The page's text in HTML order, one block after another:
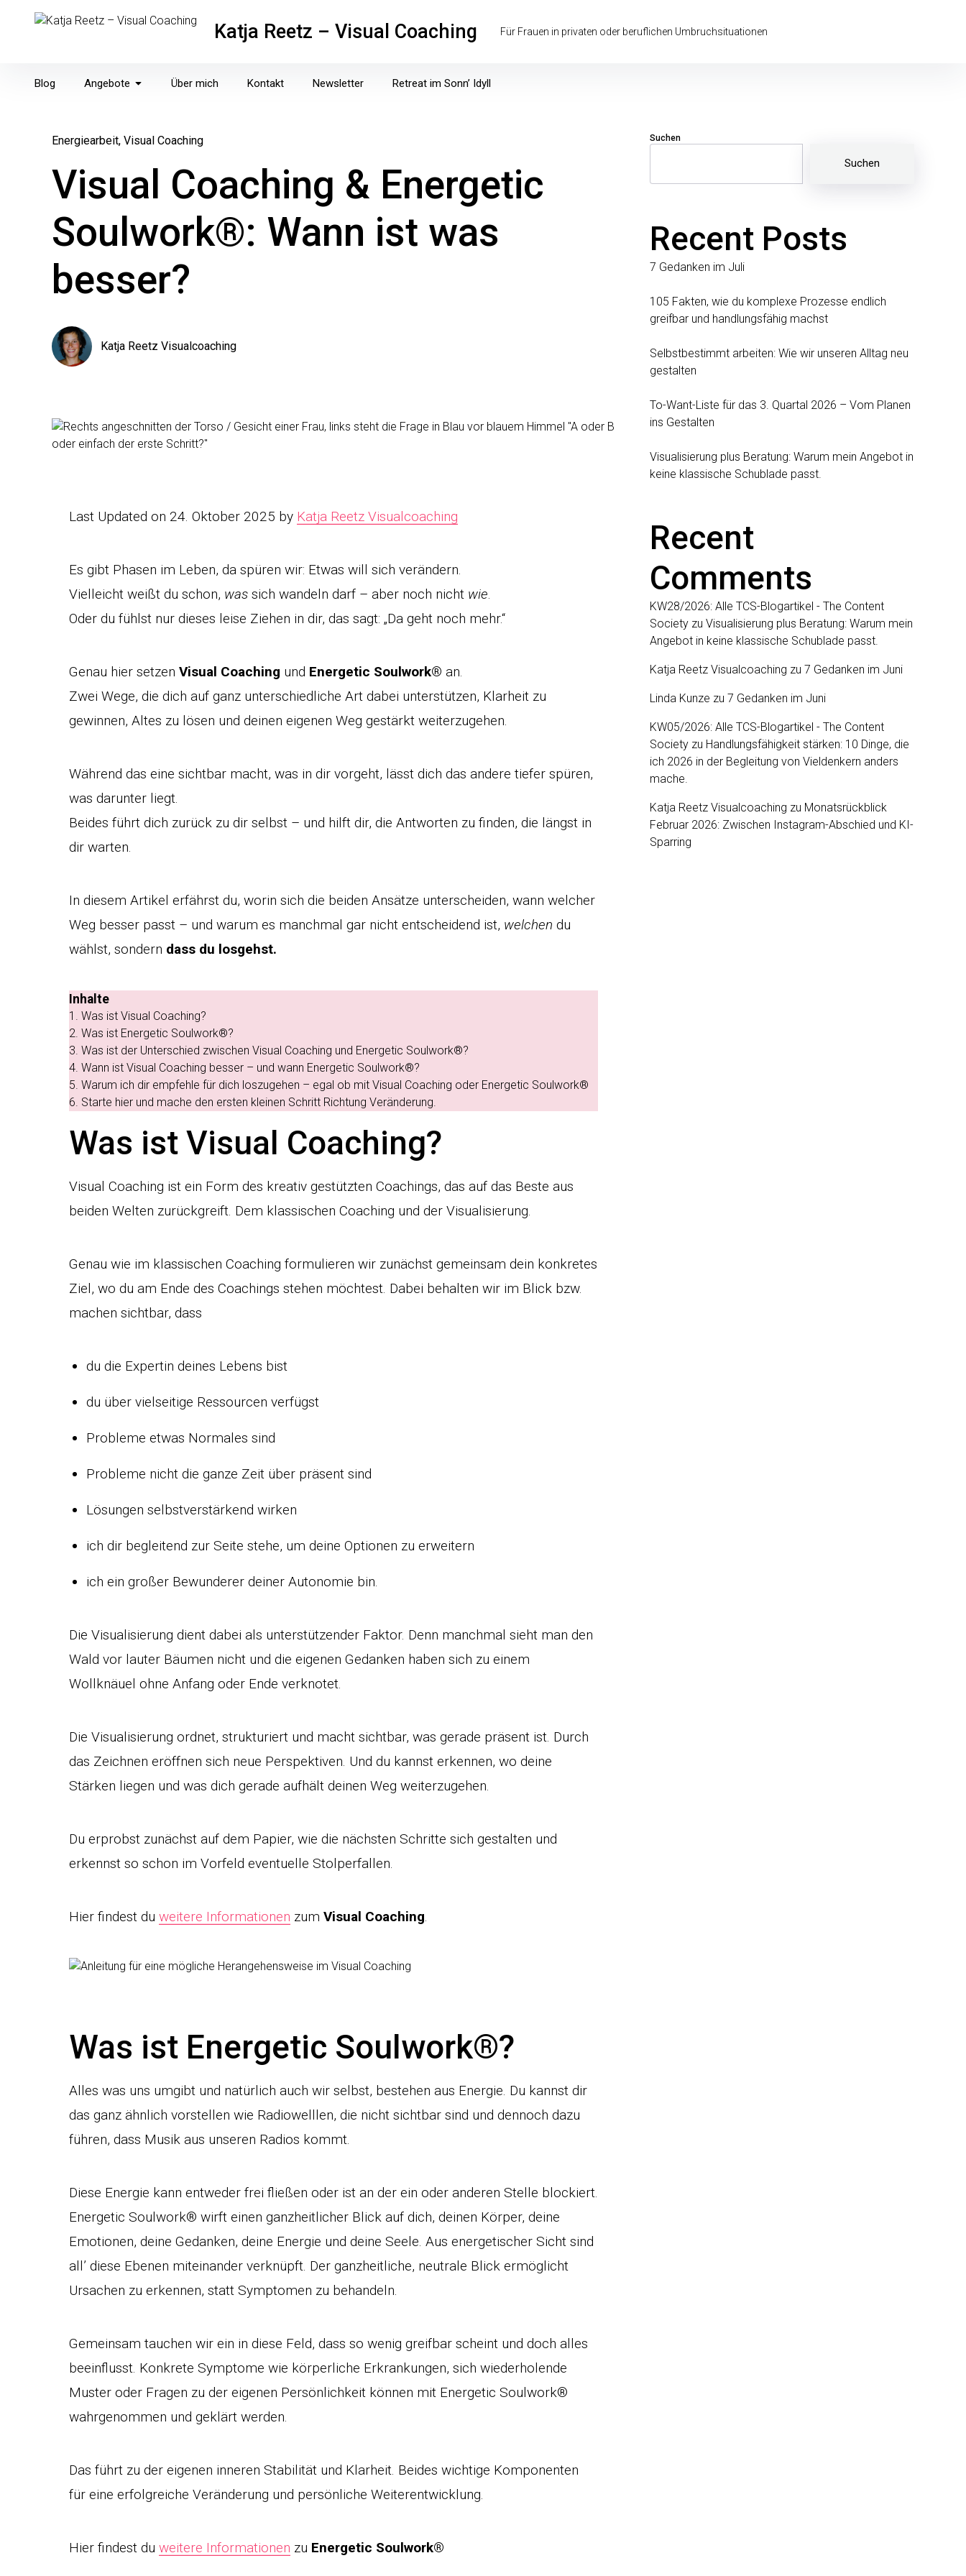
überspringen
Katja Reetz – Visual Coaching Für Frauen in privaten oder beruflichen Umbruchsituationen
Blog Angebote Über mich Kontakt Newsletter Retreat im Sonn’ Idyll
DatenschutzEnergetic
Stärke
ImpressumKontaktLearn
Newsletter
Sonn’
my
Energiearbeit Visual Coaching
Visual Coaching & Energetic
Soulwork®: Wann ist was
besser?
Katja Reetz Visualcoaching
Last Updated on 24. Oktober 2025 by Katja Reetz Visualcoaching
Es gibt Phasen im Leben, da spüren wir: Etwas will sich verändern.
Vielleicht weißt du schon, was sich wandeln darf – aber noch nicht wie.
Oder du fühlst nur dieses leise Ziehen in dir, das sagt: „Da geht noch mehr.“
Genau hier setzen Visual Coaching und Energetic Soulwork® an.
Zwei Wege, die dich auf ganz unterschiedliche Art dabei unterstützen, Klarheit zu
gewinnen, Altes zu lösen und deinen eigenen Weg gestärkt weiterzugehen.
Während das eine sichtbar macht, was in dir vorgeht, lässt dich das andere tiefer spüren,
was darunter liegt.
Beides führt dich zurück zu dir selbst – und hilft dir, die Antworten zu finden, die längst in
dir warten.
In diesem Artikel erfährst du, worin sich die beiden Ansätze unterscheiden, wann welcher
Weg besser passt – und warum es manchmal gar nicht entscheidend ist, welchen du
wählst, sondern dass du losgehst.
Inhalte
1. Was ist Visual Coaching?
2. Was ist Energetic Soulwork®?
3. Was ist der Unterschied zwischen Visual Coaching und Energetic Soulwork®?
4. Wann ist Visual Coaching besser – und wann Energetic Soulwork®?
5. Warum ich dir empfehle für dich loszugehen – egal ob mit Visual Coaching oder Energetic Soulwork®
6. Starte hier und mache den ersten kleinen Schritt Richtung Veränderung.
Was ist Visual Coaching?
Visual Coaching ist ein Form des kreativ gestützten Coachings, das auf das Beste aus
beiden Welten zurückgreift. Dem klassischen Coaching und der Visualisierung.
Genau wie im klassischen Coaching formulieren wir zunächst gemeinsam dein konkretes
Ziel, wo du am Ende des Coachings stehen möchtest. Dabei behalten wir im Blick bzw.
machen sichtbar, dass
du die Expertin deines Lebens bist
du über vielseitige Ressourcen verfügst
Probleme etwas Normales sind
Probleme nicht die ganze Zeit über präsent sind
Lösungen selbstverstärkend wirken
ich dir begleitend zur Seite stehe, um deine Optionen zu erweitern
ich ein großer Bewunderer deiner Autonomie bin.
Die Visualisierung dient dabei als unterstützender Faktor. Denn manchmal sieht man den
Wald vor lauter Bäumen nicht und die eigenen Gedanken haben sich zu einem
Wollknäuel ohne Anfang oder Ende verknotet.
Die Visualisierung ordnet, strukturiert und macht sichtbar, was gerade präsent ist. Durch
das Zeichnen eröffnen sich neue Perspektiven. Und du kannst erkennen, wo deine
Stärken liegen und was dich gerade aufhält deinen Weg weiterzugehen.
Du erprobst zunächst auf dem Papier, wie die nächsten Schritte sich gestalten und
erkennst so schon im Vorfeld eventuelle Stolperfallen.
Hier findest du weitere Informationen zum Visual Coaching.
Was ist Energetic Soulwork®?
Alles was uns umgibt und natürlich auch wir selbst, bestehen aus Energie. Du kannst dir
das ganz ähnlich vorstellen wie Radiowelllen, die nicht sichtbar sind und dennoch dazu
führen, dass Musik aus unseren Radios kommt.
Diese Energie kann entweder frei fließen oder ist an der ein oder anderen Stelle blockiert.
Energetic Soulwork® wirft einen ganzheitlicher Blick auf dich, deinen Körper, deine
Emotionen, deine Gedanken, deine Energie und deine Seele. Aus energetischer Sicht sind
all’ diese Ebenen miteinander verknüpft. Der ganzheitliche, neutrale Blick ermöglicht
Ursachen zu erkennen, statt Symptomen zu behandeln.
Gemeinsam tauchen wir ein in diese Feld, dass so wenig greifbar scheint und doch alles
beeinflusst. Konkrete Symptome wie körperliche Erkrankungen, sich wiederholende
Muster oder Fragen zu der eigenen Persönlichkeit können mit Energetic Soulwork®
wahrgenommen und geklärt werden.
Das führt zu der eigenen inneren Stabilität und Klarheit. Beides wichtige Komponenten
für eine erfolgreiche Veränderung und persönliche Weiterentwicklung.
Hier findest du weitere Informationen zu Energetic Soulwork®
Suchen
Suchen
Recent Posts
7 Gedanken im Juli
105 Fakten, wie du komplexe Prozesse endlich
greifbar und handlungsfähig machst
Selbstbestimmt arbeiten: Wie wir unseren Alltag neu
gestalten
To-Want-Liste für das 3. Quartal 2026 – Vom Planen
ins Gestalten
Visualisierung plus Beratung: Warum mein Angebot in
keine klassische Schublade passt.
Recent
Comments
KW28/2026: Alle TCS-Blogartikel - The Content
Society zuVisualisierung plus Beratung: Warum mein
Angebot in keine klassische Schublade passt.
Katja Reetz Visualcoaching zu7 Gedanken im Juni
Linda Kunze zu7 Gedanken im Juni
KW05/2026: Alle TCS-Blogartikel - The Content
Society zu Handlungsfähigkeit stärken: 10 Dinge, die
ich 2026 in der Begleitung von Vieldenkern anders
mache.
Katja Reetz Visualcoaching zu Monatsrückblick
Februar 2026: Zwischen Instagram-Abschied und KI-
Sparring